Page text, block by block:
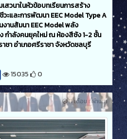
เสวนาในหัวข้อบทเรียนการสร้าง
วะและการพัฒนา EEC Model Type A
งานสัมนา EEC Model พลัง
กำลังคนยุคใหม่ ณ ห้องสีชัง 1-2 ชั้น
าชา อำเภอศรีราชา จังหวัดชลบุรี
15035 0
11 เดือน ที่ผ่านมา